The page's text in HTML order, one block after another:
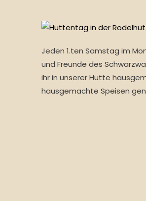
Jeden 1.ten Samstag im
und Freunde des
ihr in unserer Hütte
hausgemachte Speisen